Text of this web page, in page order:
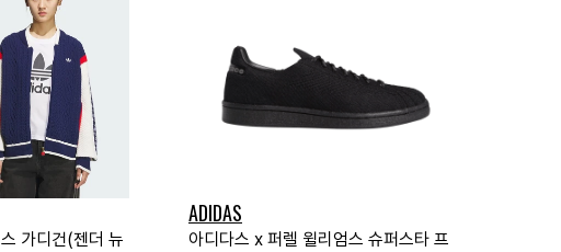
가디건(젠더 뉴
ADIDAS
아디다스 x 퍼렐 윌리엄스 슈퍼스타 프